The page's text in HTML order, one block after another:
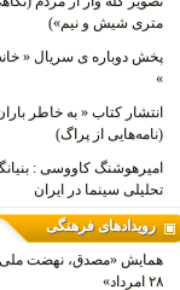
متری شیش و نیم»)
پخش دوباره ی سریال «
»
انتشار کتاب « به خاطر
(نامه‌هایی از پراگ)
امیرهوشنگ کاووسی :
تحلیلی سینما در ایران
رویدادهای فرهنگی
همایش «مصدق، نهضت
۲۸ امرداد»